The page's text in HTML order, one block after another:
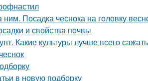
Посадка чеснока на головку
и свойства почвы
Какие культуры лучше всего
в новую подборку